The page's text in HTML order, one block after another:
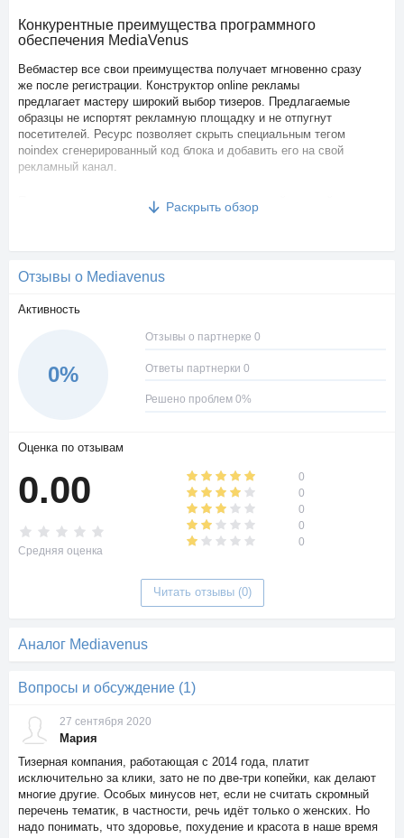
Конкурентные преимущества программного
обеспечения MediaVenus
Вебмастер все свои преимущества получает мгновенно сразу
же после регистрации. Конструктор online рекламы
предлагает мастеру широкий выбор тизеров. Предлагаемые
образцы не испортят рекламную площадку и не отпугнут
посетителей. Ресурс позволяет скрыть специальным тегом
noindex сгенерированный код блока и добавить его на свой
рекламный канал.
Программа имеет широкие возможности настройки дизайна
RTB ротатор объявлений. Сервис МедиаВенус ловит трафик
показа на площадке вебмастера не ограничено. Биды
(стоимость кликов) тизерной рекламы проекта выше, чем у
конкурентов на 25-30%. Статистику можно обновлять
Для рекламодателя в проекте определяющим является
(города, страны, браузеры, платформы).
Офферы программы
1. Стабильный доход для работающих в проекте
вебмастеров.
2. Увеличение посещаемости ресурсов вебмастеров.
3. Предложение любого трафика.
блоки шоковой категории, анимационные тизеры).
5. Настройка тизерной рекламы под возраст и категорию
6. Корректное отображение блока вебмастера на самых
вебмастера.
Выплаты
Валюта вывода средств – WMR. Кошелек WMR при желании
и необходимости легко сменить, связавшись со службой
технической поддержки. Выводятся деньги из личного
кабинета. Получение стабильных выплат зависит от
соблюдения условий программы MediaVenus. Любые
Раскрыть обзор
Отзывы о Mediavenus
Активность
0%
Отзывы о партнерке 0
Ответы партнерки 0
Решено проблем 0%
Оценка по отзывам
0.00
Средняя оценка
0
0
0
0
0
Читать отзывы (0)
Аналог Mediavenus
Вопросы и обсуждение (1)
27 сентября 2020
Мария
Тизерная компания, работающая с 2014 года, платит
исключительно за клики, зато не по две-три копейки, как делают
многие другие. Особых минусов нет, если не считать скромный
перечень тематик, в частности, речь идёт только о женских. Но
надо понимать, что здоровье, похудение и красота в наше время